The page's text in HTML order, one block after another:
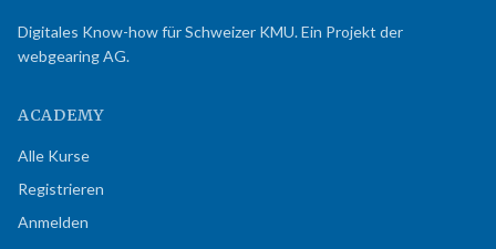
Digitales Know-how für Schweizer KMU. Ein Projekt der
webgearing AG.
ACADEMY
Alle Kurse
Registrieren
Anmelden